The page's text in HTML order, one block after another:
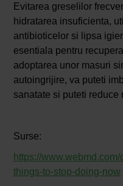
Evitarea greselilor
hidratarea insuficienta,
antibioticelor si lipsa
esentiala pentru
adoptarea unor masuri
autoingrijire, va puteti
sanatate si puteti reduce
Surse:
https://
things-to-stop-doing-now